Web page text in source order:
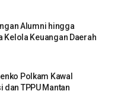
Alumni hingga
Kelola Keuangan Daerah
Polkam Kawal
TPPU Mantan